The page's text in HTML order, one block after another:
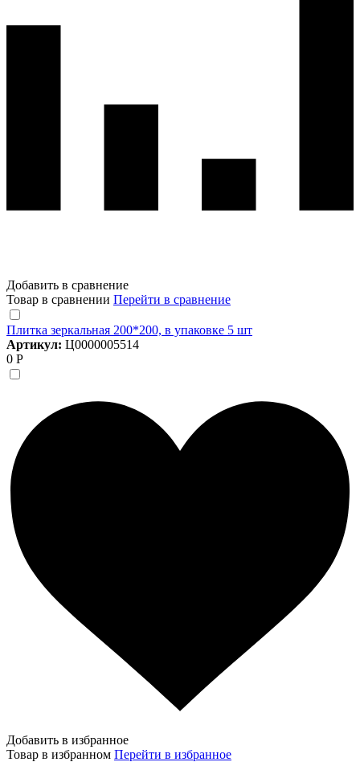
Добавить в сравнение
Товар в сравнении Перейти в сравнение
Плитка зеркальная 200*200, в упаковке 5 шт
Артикул: Ц0000005514
0 Р
Добавить в избранное
Товар в избранном Перейти в избранное